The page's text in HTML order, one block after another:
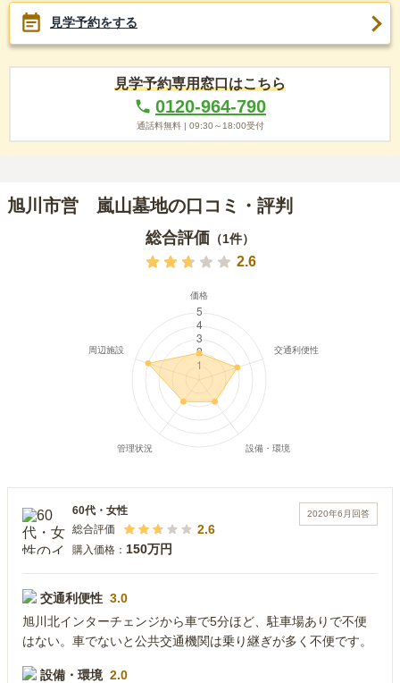
見学予約をする
見学予約専用窓口はこちら
0120-964-790
通話料無料 | 09:30～18:00受付
旭川市営 嵐山墓地の口コミ・評判
総合評価 （1件）
2.6
2020年6月 回答
60代 ・ 女性
総合評価
2.6
購入価格： 150万円
交通利便性 3.0
旭川北インターチェンジから車で5分ほど、駐車場ありで不便
はない。車でないと公共交通機関は乗り継ぎが多く不便です。
設備・環境 2.0